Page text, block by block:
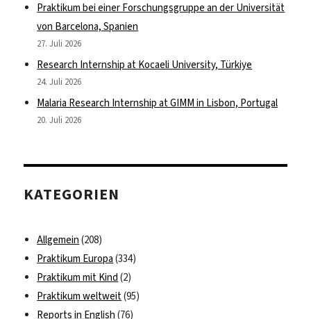
Praktikum bei einer Forschungsgruppe an der Universität
von Barcelona, Spanien
27. Juli 2026
Research Internship at Kocaeli University, Türkiye
24. Juli 2026
Malaria Research Internship at GIMM in Lisbon, Portugal
20. Juli 2026
KATEGORIEN
Allgemein (208)
Praktikum Europa (334)
Praktikum mit Kind (2)
Praktikum weltweit(95)
Reports in English (76)